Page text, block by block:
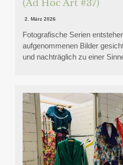
(Ad Hoc Art #37)
2. März 2026
Fotografische Serien
aufgenommenen Bilder
und nachträglich zu einer